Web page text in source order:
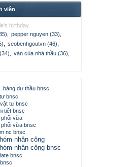
viên
birthday.
pepper nguyen (33)
seobenhgoutvn (46)
ván của nhà thầu (36)
bảng dự thầu bnsc
bnsc
tư bnsc
tiết bnsc
vữa
vữa bnsc
nc bnsc
nhân công
nhân công bnsc
bnsc